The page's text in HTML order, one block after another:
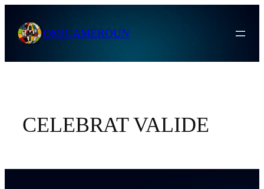
content
OMICAMEROUN
CELEBRAT VALIDE